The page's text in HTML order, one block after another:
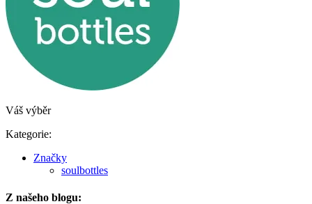
Váš výběr
Kategorie:
Značky
soulbottles
Z našeho blogu: